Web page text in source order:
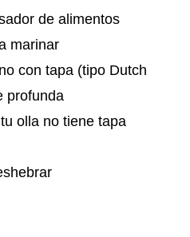
de alimentos
marinar
con tapa (tipo Dutch
profunda
olla no tiene tapa